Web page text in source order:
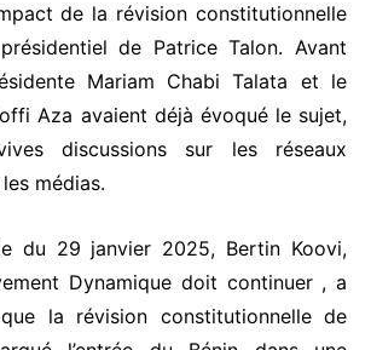
de la révision constitutionnelle
de Patrice Talon. Avant
Mariam Chabi Talata et le
Aza avaient déjà évoqué le sujet,
discussions sur les réseaux
médias.
du 29 janvier 2025, Bertin Koovi,
Dynamique doit continuer , a
la révision constitutionnelle de